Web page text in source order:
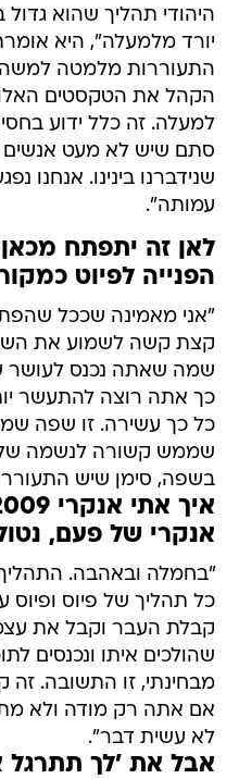
היהודי תהליך שהוא
יורד מלמעלה", היא
התעוררות מלמטה
הקהל את הטקסטים
למעלה. זה כלל ידוע
סתם שיש לא מעט אנשים
שנידברנו בינינו. אנחנו
עמותה".
לאן זה יתפתח
הפנייה לפיוט
"אני מאמינה שככל
קצת קשה לשמוע את
שמה שאתה נכנס
כך אתה רוצה להתעשר
כל כך עשירה. זו שפה
שממש קשורה לנשמה
בשפה, סימן שיש
אנקרי של פעם,
"בחמלה ובאהבה.
כל תהליך של פיוס ופיוס
קבלת העבר וקבל את
שהולכים איתו ונכנסים
מבחינתי, זו התשובה. זה
אם אתה רק מודה ולא
לא עשית דבר".
אבל את 'לך